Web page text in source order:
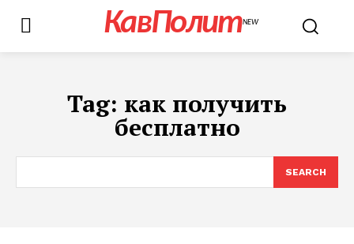
КавПолитNEW
Tag: как получить
бесплатно
SEARCH